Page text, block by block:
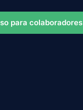
para colaboradores